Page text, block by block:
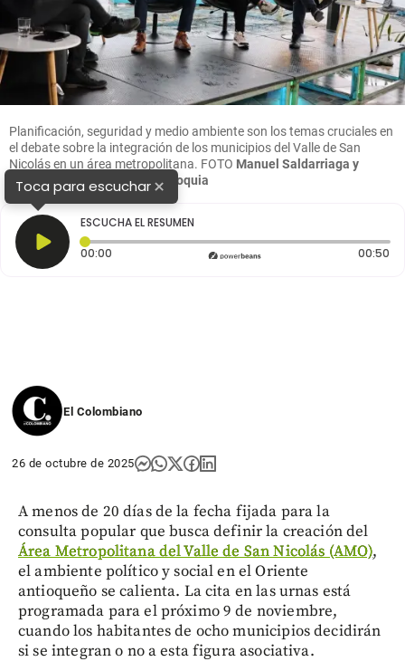
Planificación, seguridad y medio ambiente son los temas cruciales en
el debate sobre la integración de los municipios del Valle de San
Nicolás en un área metropolitana. FOTO Manuel Saldarriaga y
cortesía Gobernación de Antioquia
Toca para escuchar×
ESCUCHA EL RESUMEN
00:00 Tiempo transcurrido: 0 segundos 00:50
El Colombiano
26 de octubre de 2025
A menos de 20 días de la fecha fijada para la
consulta popular que busca definir la creación del
Área Metropolitana del Valle de San Nicolás (AMO),
el ambiente político y social en el Oriente
antioqueño se calienta. La cita en las urnas está
programada para el próximo 9 de noviembre,
cuando los habitantes de ocho municipios decidirán
si se integran o no a esta figura asociativa.